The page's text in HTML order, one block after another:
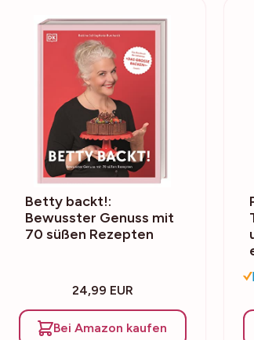
Betty backt!:
Bewusster Genuss mit
70 süßen Rezepten
24,99 EUR
Bei Amazon kaufen